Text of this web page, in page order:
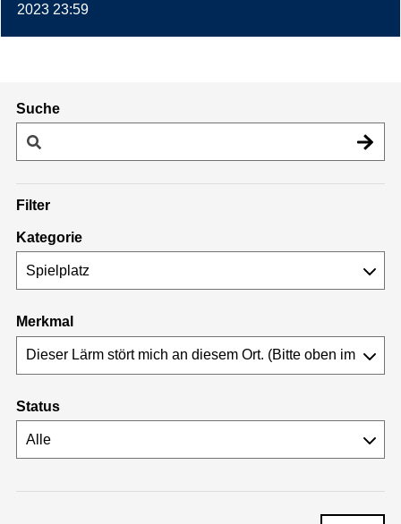
2023 23:59
Suche
Filter
Kategorie
Merkmal
Status